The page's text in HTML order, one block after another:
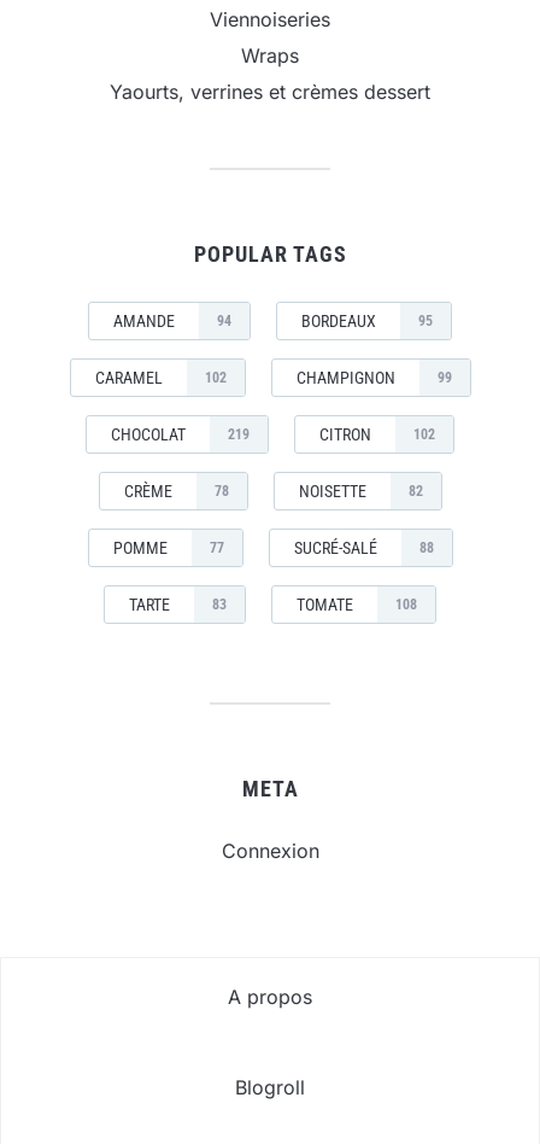
Viennoiseries
Wraps
Yaourts, verrines et crèmes dessert
POPULAR TAGS
AMANDE 94 BORDEAUX 95
CARAMEL 102 CHAMPIGNON 99
CHOCOLAT 219 CITRON 102
CRÈME 78 NOISETTE 82
POMME 77 SUCRÉ-SALÉ 88
TARTE 83 TOMATE 108
META
Connexion
A propos
Blogroll